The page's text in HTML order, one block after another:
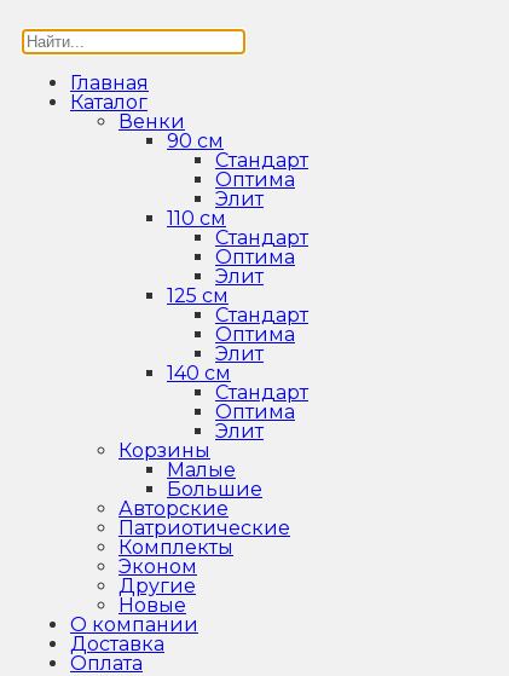
Главная
Каталог
Венки
90 см
Стандарт
Оптима
Элит
110 см
Стандарт
Оптима
Элит
125 см
Стандарт
Оптима
Элит
140 см
Стандарт
Оптима
Элит
Корзины
Малые
Большие
Авторские
Патриотические
Комплекты
Эконом
Другие
Новые
О компании
Доставка
Оплата